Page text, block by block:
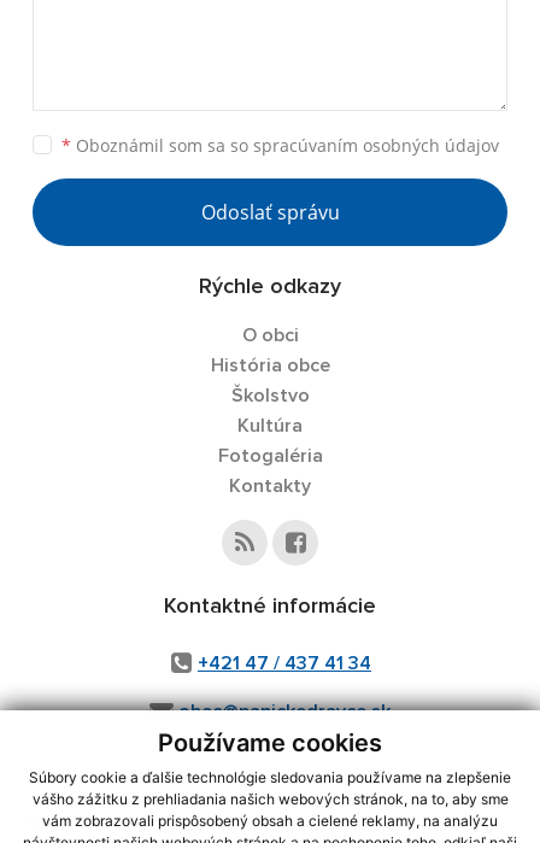
Používame cookies
Súbory cookie a ďalšie technológie sledovania používame na zlepšenie
vášho zážitku z prehliadania našich webových stránok, na to, aby sme
vám zobrazovali prispôsobený obsah a cielené reklamy, na analýzu
* Oboznámil som sa so spracúvaním osobných údajov
Odoslať správu
Rýchle odkazy
O obci
História obce
Školstvo
Kultúra
Fotogaléria
Kontakty
Kontaktné informácie
+421 47 / 437 41 34
obec@panickedravce.sk
využite možnosť získavania aktuálnych informácií s využitím RSS